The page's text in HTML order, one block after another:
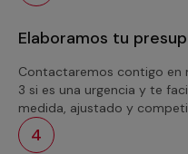
Elaboramos tu
Contactaremos contigo en
3 si es una urgencia y te
medida, ajustado y
4